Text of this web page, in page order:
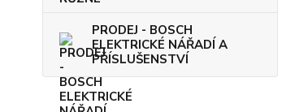
PRODEJ - BOSCH
ELEKTRICKÉ NÁŘADÍ A
PŘÍSLUŠENSTVÍ